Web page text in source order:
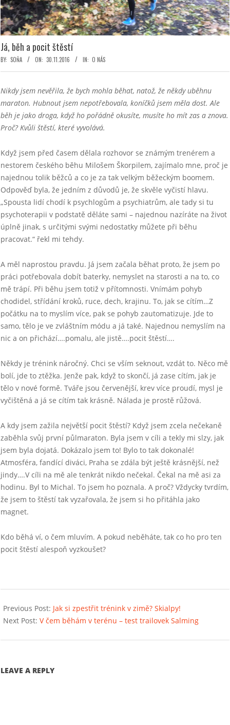
Já, běh a pocit štěstí
BY: SOŇA ON: 30.11.2016 IN: O NÁS
Nikdy jsem nevěřila, že bych mohla běhat, natož, že někdy uběhnu
maraton. Hubnout jsem nepotřebovala, koníčků jsem měla dost. Ale
běh je jako droga, když ho pořádně okusíte, musíte ho mít zas a znova.
Proč? Kvůli štěstí, které vyvolává.
Když jsem před časem dělala rozhovor se známým trenérem a
nestorem českého běhu Milošem Škorpilem, zajímalo mne, proč je
najednou tolik běžců a co je za tak velkým běžeckým boomem.
Odpověď byla, že jedním z důvodů je, že skvěle vyčistí hlavu.
„Spousta lidí chodí k psychlogům a psychiatrům, ale tady si tu
psychoterapii v podstatě děláte sami – najednou nazíráte na život
úplně jinak, s určitými svými nedostatky můžete při běhu
pracovat.“ řekl mi tehdy.
A měl naprostou pravdu. Já jsem začala běhat proto, že jsem po
práci potřebovala dobít baterky, nemyslet na starosti a na to, co
mě trápí. Při běhu jsem totiž v přítomnosti. Vnímám pohyb
chodidel, střídání kroků, ruce, dech, krajinu. To, jak se cítím…Z
počátku na to myslím více, pak se pohyb zautomatizuje. Jde to
samo, tělo je ve zvláštním módu a já také. Najednou nemyslím na
nic a on přichází….pomalu, ale jistě….pocit štěstí….
Někdy je trénink náročný. Chci se vším seknout, vzdát to. Něco mě
bolí, jde to ztěžka. Jenže pak, když to skončí, já zase cítím, jak je
tělo v nové formě. Tváře jsou červenější, krev více proudí, mysl je
vyčištěná a já se cítím tak krásně. Nálada je prostě růžová.
A kdy jsem zažila největší pocit štěstí? Když jsem zcela nečekaně
zaběhla svůj první půlmaraton. Byla jsem v cíli a tekly mi slzy, jak
jsem byla dojatá. Dokázalo jsem to! Bylo to tak dokonalé!
Atmosféra, fandící diváci, Praha se zdála být ještě krásnější, než
jindy….V cíli na mě ale tenkrát nikdo nečekal. Čekal na mě asi za
hodinu. Byl to Michal. To jsem ho poznala. A proč? Vždycky tvrdím,
že jsem to štěstí tak vyzařovala, že jsem si ho přitáhla jako
magnet.
Kdo běhá ví, o čem mluvím. A pokud neběháte, tak co ho pro ten
pocit štěstí alespoň vyzkoušet?
11-
30
Previous Post: Jak si zpestřit trénink v zimě? Skialpy!
Next Post: V čem běhám v terénu – test trailovek Salming
LEAVE A REPLY